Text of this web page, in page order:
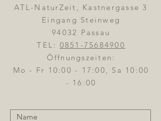
ATL-NaturZeit, Kastnergasse 3
Eingang Steinweg
94032 Passau
TEL: 0851-75684900
Öffnungszeiten:
Mo - Fr 10:00 - 17:00, Sa 10:00
- 16:00